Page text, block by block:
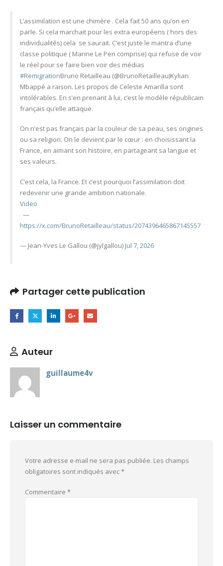
L’assimilation est une chimère . Cela fait 50 ans qu’on en
parle. Si cela marchait pour les extra européens ( hors des
individualités) cela se saurait. C’est juste le mantra d’une
classe politique ( Marine Le Pen comprise) qui refuse de voir
le réel pour se faire bien voir des médias
#RemigrationBruno Retailleau (@BrunoRetailleau)Kylian
Mbappé a raison. Les propos de Celeste Amarilla sont
intolérables. En s’en prenant à lui, c’est le modèle républicain
français qu’elle attaque.
On n’est pas français par la couleur de sa peau, ses origines
ou sa religion. On le devient par le cœur : en choisissant la
France, en aimant son histoire, en partageant sa langue et
ses valeurs.
C’est cela, la France. Et c’est pourquoi l’assimilation doit
redevenir une grande ambition nationale.
Video
—
https://x.com/BrunoRetailleau/status/2074396465867145557
— Jean-Yves Le Gallou (@jylgallou) Jul 7, 2026
Partager cette publication
Auteur
guillaume4v
Laisser un commentaire
Votre adresse e-mail ne sera pas publiée. Les champs
obligatoires sont indiqués avec*
Commentaire *